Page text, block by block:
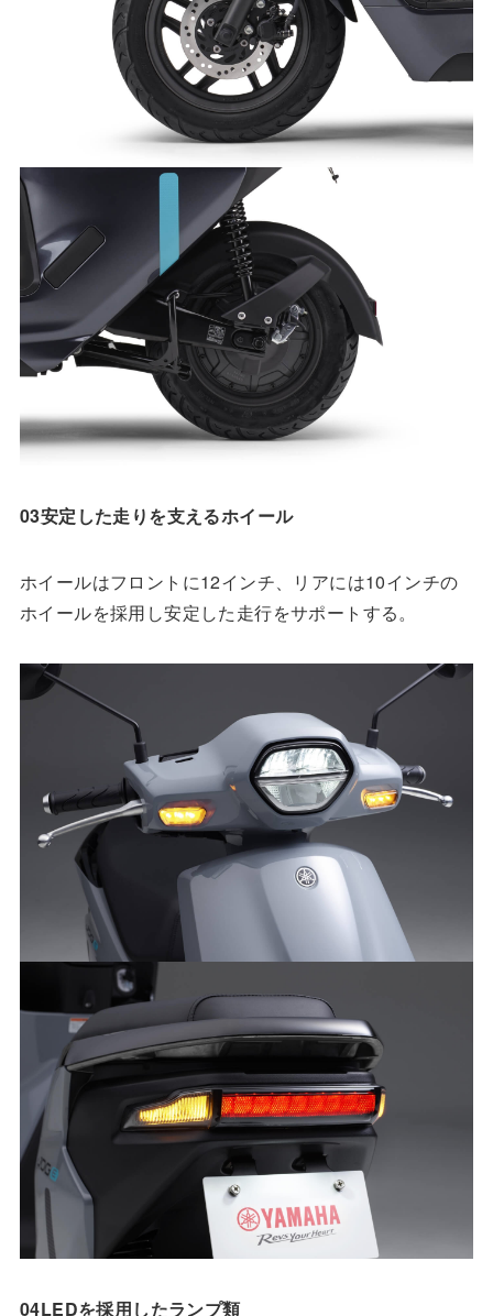
03安定した走りを支えるホイール
ホイールはフロントに12インチ、リアには10インチの
ホイールを採用し安定した走行をサポートする。
04LEDを採用したランプ類